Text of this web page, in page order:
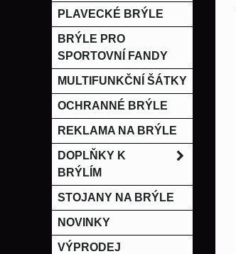
PLAVECKÉ BRÝLE
BRÝLE PRO
SPORTOVNÍ FANDY
MULTIFUNKČNÍ ŠÁTKY
OCHRANNÉ BRÝLE
REKLAMA NA BRÝLE
DOPLŇKY K
BRÝLÍM
STOJANY NA BRÝLE
NOVINKY
VÝPRODEJ